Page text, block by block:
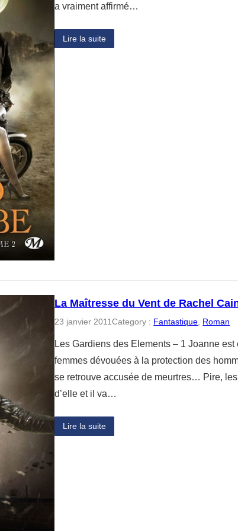
a vraiment affirmé…
Lire la suite
La Maîtresse du Vent de Rachel
23 janvier 2011Category : Fantastique, Roman
Les Gardiens des Elements – 1 Joanne
femmes dévouées à la protection des
se retrouve accusée de meurtres… Pire,
d’elle et il va…
Lire la suite